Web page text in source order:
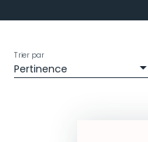
Tizac-de-Lapouyade
Budget max (€)
Pertinence
Trier par